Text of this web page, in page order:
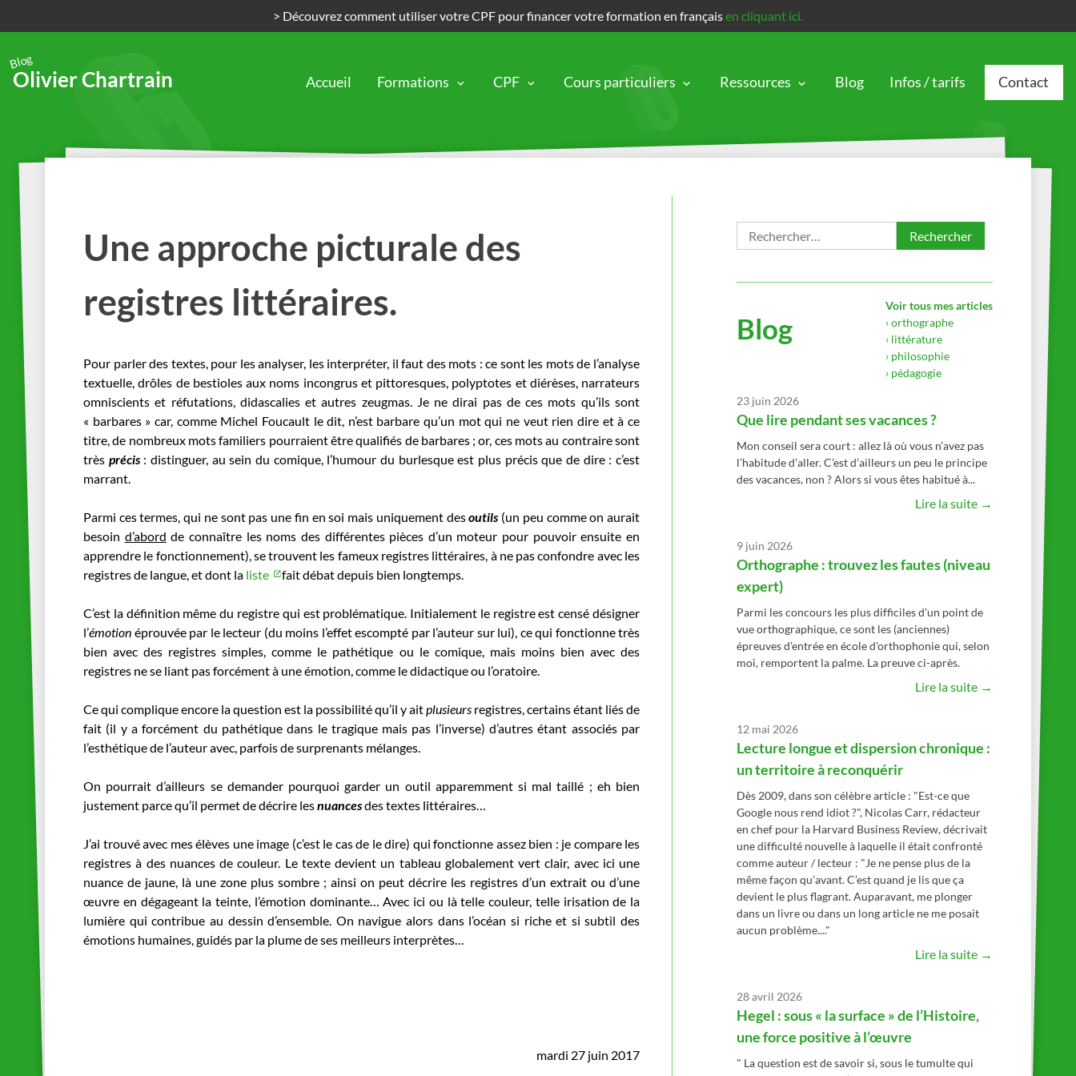
> Découvrez comment utiliser votre CPF pour financer votre formation en françaisen cliquant ici.
Blog
Olivier Chartrain Accueil Formations CPF Cours particuliers Ressources Blog Infos / tarifs Contact
Une approche picturale des
registres littéraires.
Pour parler des textes, pour les analyser, les interpréter, il faut des mots : ce sont les mots de l’analyse
textuelle, drôles de bestioles aux noms incongrus et pittoresques, polyptotes et diérèses, narrateurs
omniscients et réfutations, didascalies et autres zeugmas. Je ne dirai pas de ces mots qu’ils sont
« barbares » car, comme Michel Foucault le dit, n’est barbare qu’un mot qui ne veut rien dire et à ce
titre, de nombreux mots familiers pourraient être qualifiés de barbares ; or, ces mots au contraire sont
très précis : distinguer, au sein du comique, l’humour du burlesque est plus précis que de dire : c’est
marrant.
Parmi ces termes, qui ne sont pas une fin en soi mais uniquement desoutils(un peu comme on aurait
besoin d’abord de connaître les noms des différentes pièces d’un moteur pour pouvoir ensuite en
apprendre le fonctionnement), se trouvent les fameux registres littéraires, à ne pas confondre avec les
registres de langue, et dont la liste fait débat depuis bien longtemps.
C’est la définition même du registre qui est problématique. Initialement le registre est censé désigner
l’émotion éprouvée par le lecteur (du moins l’effet escompté par l’auteur sur lui), ce qui fonctionne très
bien avec des registres simples, comme le pathétique ou le comique, mais moins bien avec des
registres ne se liant pas forcément à une émotion, comme le didactique ou l’oratoire.
Ce qui complique encore la question est la possibilité qu’il y aitplusieurs registres, certains étant liés de
fait (il y a forcément du pathétique dans le tragique mais pas l’inverse) d’autres étant associés par
l’esthétique de l’auteur avec, parfois de surprenants mélanges.
On pourrait d’ailleurs se demander pourquoi garder un outil apparemment si mal taillé ; eh bien
justement parce qu’il permet de décrire lesnuancesdes textes littéraires…
J’ai trouvé avec mes élèves une image (c’est le cas de le dire) qui fonctionne assez bien : je compare les
registres à des nuances de couleur. Le texte devient un tableau globalement vert clair, avec ici une
nuance de jaune, là une zone plus sombre ; ainsi on peut décrire les registres d’un extrait ou d’une
œuvre en dégageant la teinte, l’émotion dominante… Avec ici ou là telle couleur, telle irisation de la
lumière qui contribue au dessin d’ensemble. On navigue alors dans l’océan si riche et si subtil des
émotions humaines, guidés par la plume de ses meilleurs interprètes…
mardi 27 juin 2017
Rechercher :
Blog
Voir tous mes articles
› orthographe
› littérature
› philosophie
› pédagogie
23 juin 2026
Que lire pendant ses vacances ?
Mon conseil sera court : allez là où vous n’avez pas
l’habitude d’aller. C’est d’ailleurs un peu le principe
des vacances, non ? Alors si vous êtes habitué à...
Lire la suite →
9 juin 2026
Orthographe : trouvez les fautes (niveau
expert)
Parmi les concours les plus difficiles d'un point de
vue orthographique, ce sont les (anciennes)
épreuves d'entrée en école d'orthophonie qui, selon
moi, remportent la palme. La preuve ci-après.
Lire la suite →
12 mai 2026
Lecture longue et dispersion chronique :
un territoire à reconquérir
Dès 2009, dans son célèbre article : "Est-ce que
Google nous rend idiot ?", Nicolas Carr, rédacteur
en chef pour la Harvard Business Review, décrivait
une difficulté nouvelle à laquelle il était confronté
comme auteur / lecteur : "Je ne pense plus de la
même façon qu’avant. C’est quand je lis que ça
devient le plus flagrant. Auparavant, me plonger
dans un livre ou dans un long article ne me posait
aucun problème...."
Lire la suite →
28 avril 2026
Hegel : sous « la surface » de l’Histoire,
une force positive à l’œuvre
" La question est de savoir si, sous le tumulte qui